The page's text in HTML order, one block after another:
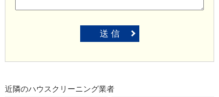
送 信
近隣のハウスクリーニング業者